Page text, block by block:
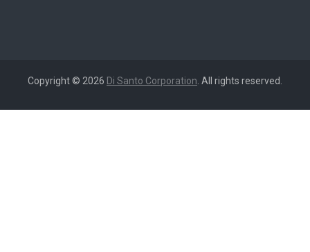
Copyright © 2026 Di Santo Corporation . All rights reserved.